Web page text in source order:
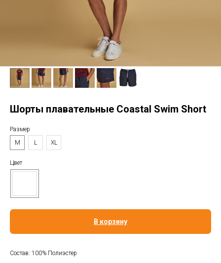
Шорты плавательные Coastal Swim Short
Размер
M
L XL
Цвет
В корзину
Состав: 100% Полиэстер